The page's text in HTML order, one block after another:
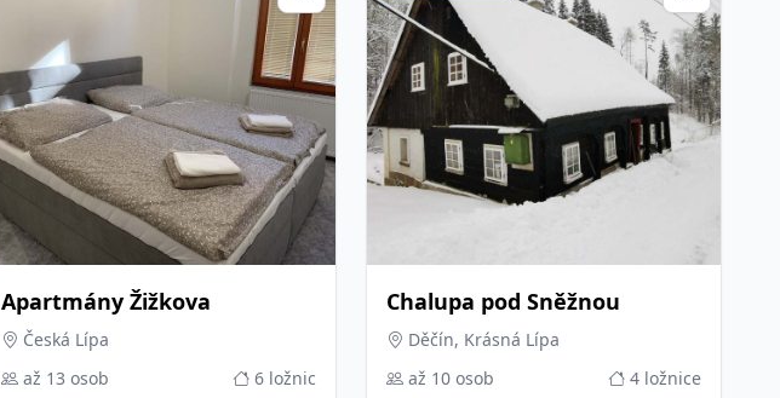
Apartmány Žižkova
Česká Lípa
až 13 osob
6 ložnic
Chalupa pod Sněžnou
Děčín, Krásná Lípa
až 10 osob
4 ložnice